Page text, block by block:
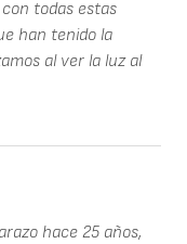
todas estas
han tenido la
al ver la luz al
hace 25 años,